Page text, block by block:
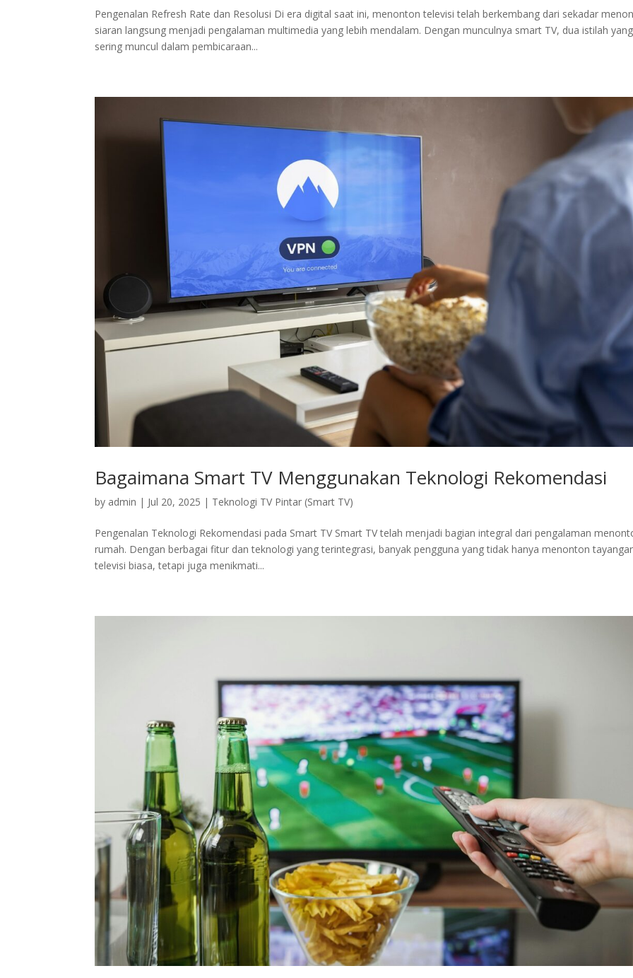
Pengenalan Refresh Rate dan Resolusi Di era digital saat ini, menonton televisi telah berkembang dari sekadar
siaran langsung menjadi pengalaman multimedia yang lebih mendalam. Dengan munculnya smart TV, dua istilah yang
sering muncul dalam pembicaraan...
Bagaimana Smart TV Menggunakan Teknologi Rekomendasi
by admin | Jul 20, 2025 | Teknologi TV Pintar (Smart TV)
Pengenalan Teknologi Rekomendasi pada Smart TV Smart TV telah menjadi bagian integral dari pengalaman
rumah. Dengan berbagai fitur dan teknologi yang terintegrasi, banyak pengguna yang tidak hanya menonton
televisi biasa, tetapi juga menikmati...